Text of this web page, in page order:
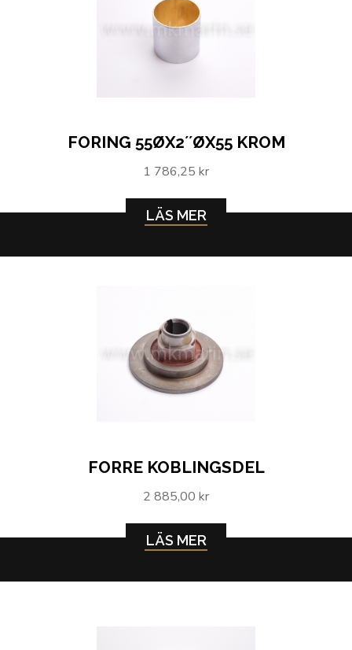
FORING 55ØX2´´ØX55 KROM
1 786,25 kr
LÄS MER
FORRE KOBLINGSDEL
2 885,00 kr
LÄS MER